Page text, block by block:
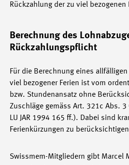
Rückzahlung der zu viel
Berechnung des
Rückzahlungspflicht
Für die Berechnung eines
viel bezogener Ferien ist vom
bzw. Stundenansatz ohne
Zuschläge gemäss Art. 321c Abs. 3
LU JAR 1994 165 ff.). Dabei sind
Ferienkürzungen zu
Swissmem-Mitgliedern gibt Marcel